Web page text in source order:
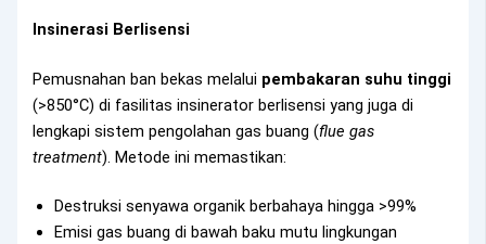
Insinerasi Berlisensi
Pemusnahan ban bekas melalui pembakaran suhu tinggi
(>850°C) di fasilitas insinerator berlisensi yang juga di
lengkapi sistem pengolahan gas buang (flue gas
treatment). Metode ini memastikan:
Destruksi senyawa organik berbahaya hingga >99%
Emisi gas buang di bawah baku mutu lingkungan